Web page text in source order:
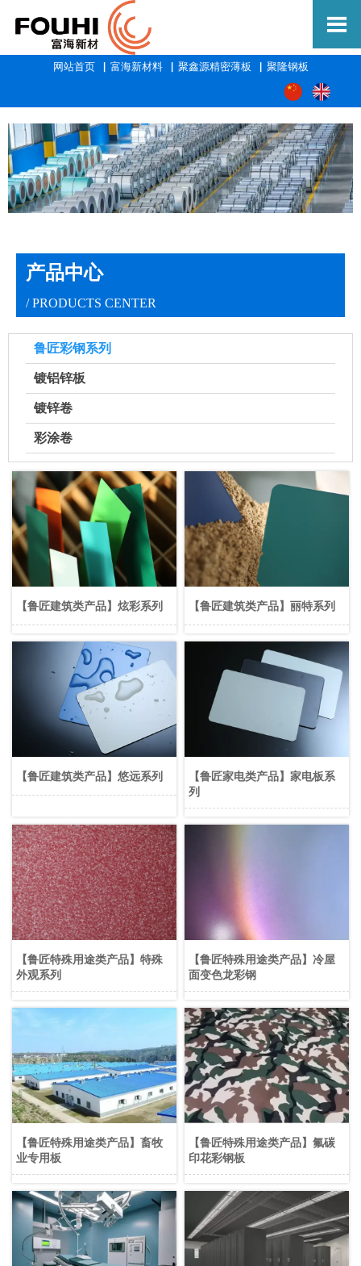

网站首页▕ 富海新材料▕ 聚鑫源精密薄板 ▕ 聚隆钢板
产品中心
/ PRODUCTS CENTER
鲁匠彩钢系列
镀铝锌板
镀锌卷
彩涂卷
【鲁匠建筑类产品】炫彩系列 【鲁匠建筑类产品】丽特系列
【鲁匠建筑类产品】悠远系列
【鲁匠家电类产品】家电板系
列
【鲁匠特殊用途类产品】特殊
外观系列
【鲁匠特殊用途类产品】冷屋
面变色龙彩钢
【鲁匠特殊用途类产品】畜牧
业专用板
【鲁匠特殊用途类产品】氟碳
印花彩钢板